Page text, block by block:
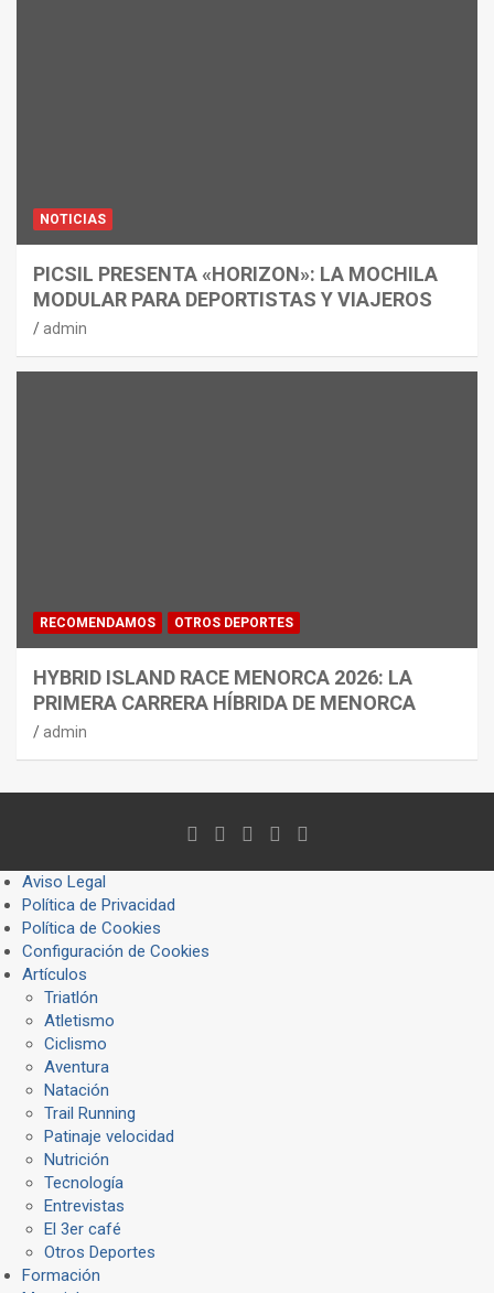
NOTICIAS
PICSIL PRESENTA «HORIZON»: LA MOCHILA
MODULAR PARA DEPORTISTAS Y VIAJEROS
admin
RECOMENDAMOS OTROS DEPORTES
HYBRID ISLAND RACE MENORCA 2026: LA
PRIMERA CARRERA HÍBRIDA DE MENORCA
admin
Aviso Legal
Política de Privacidad
Política de Cookies
Configuración de Cookies
Artículos
Triatlón
Atletismo
Ciclismo
Aventura
Natación
Trail Running
Patinaje velocidad
Nutrición
Tecnología
Entrevistas
El 3er café
Otros Deportes
Formación